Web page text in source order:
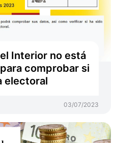
Interior no está
comprobar si
electoral
03/07/2023